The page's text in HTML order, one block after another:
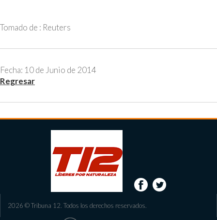
Tomado de : Reuters
Fecha: 10 de Junio de 2014
Regresar
2026 © Tribuna 12. Todos los derechos reservados.